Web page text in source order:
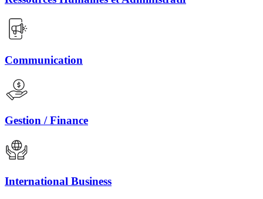
Communication
Gestion / Finance
International Business